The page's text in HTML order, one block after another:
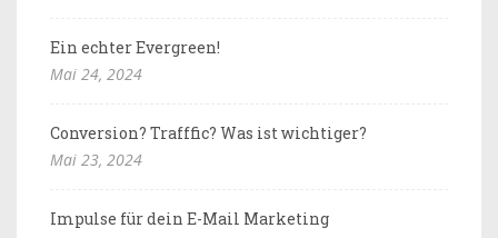
Ein echter Evergreen!
Mai 24, 2024
Conversion? Trafffic? Was ist wichtiger?
Mai 23, 2024
Impulse für dein E-Mail Marketing